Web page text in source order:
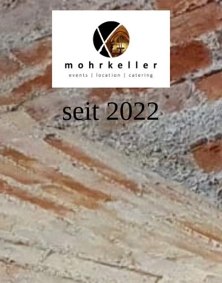
seit 2022
Wangen im Allgäu
Catering
Location
Events
Kontakt
Impressum
Datenschutz